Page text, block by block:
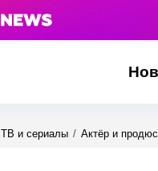
ТВ и сериалы / Актёр и